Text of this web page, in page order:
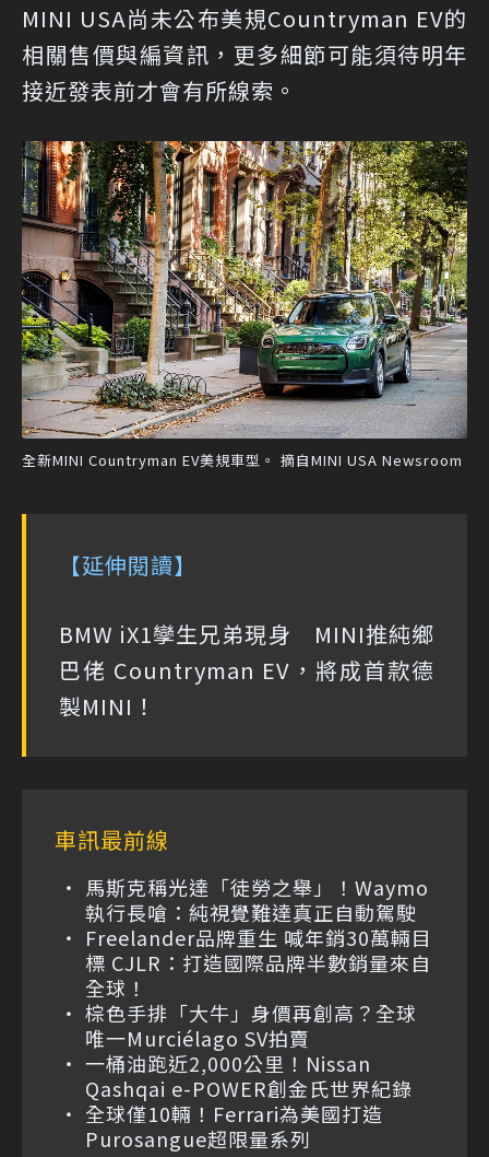
MINI USA尚未公布美規Countryman EV的
相關售價與編資訊，更多細節可能須待明年
接近發表前才會有所線索。
全新MINI Countryman EV美規車型。 摘自MINI USA Newsroom
【延伸閱讀】
BMW iX1孿生兄弟現身 MINI推純鄉
巴佬 Countryman EV，將成首款德
製MINI！
車訊最前線
馬斯克稱光達「徒勞之舉」！Waymo
執行長嗆：純視覺難達真正自動駕駛
Freelander品牌重生 喊年銷30萬輛目
標 CJLR：打造國際品牌半數銷量來自
全球！
棕色手排「大牛」身價再創高？全球
唯一Murciélago SV拍賣
一桶油跑近2,000公里！Nissan
Qashqai e-POWER創金氏世界紀錄
全球僅10輛！Ferrari為美國打造
Purosangue超限量系列